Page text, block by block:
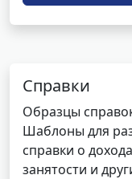
Справки
Образцы
Шаблоны для
справки о
занятости и